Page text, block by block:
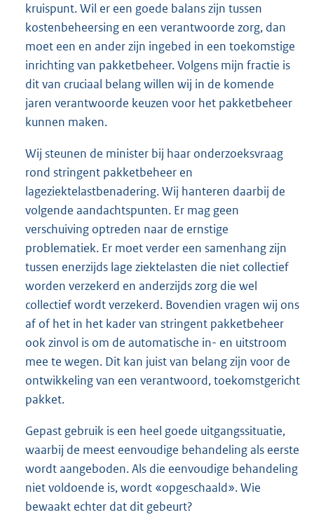
kruispunt. Wil er een goede balans zijn tussen
kostenbeheersing en een verantwoorde zorg, dan
moet een en ander zijn ingebed in een toekomstige
inrichting van pakketbeheer. Volgens mijn fractie is
dit van cruciaal belang willen wij in de komende
jaren verantwoorde keuzen voor het pakketbeheer
kunnen maken.
Wij steunen de minister bij haar onderzoeksvraag
rond stringent pakketbeheer en
lageziektelastbenadering. Wij hanteren daarbij de
volgende aandachtspunten. Er mag geen
verschuiving optreden naar de ernstige
problematiek. Er moet verder een samenhang zijn
tussen enerzijds lage ziektelasten die niet collectief
worden verzekerd en anderzijds zorg die wel
collectief wordt verzekerd. Bovendien vragen wij ons
af of het in het kader van stringent pakketbeheer
ook zinvol is om de automatische in- en uitstroom
mee te wegen. Dit kan juist van belang zijn voor de
ontwikkeling van een verantwoord, toekomstgericht
pakket.
Gepast gebruik is een heel goede uitgangssituatie,
waarbij de meest eenvoudige behandeling als eerste
wordt aangeboden. Als die eenvoudige behandeling
niet voldoende is, wordt «opgeschaald». Wie
bewaakt echter dat dit gebeurt?